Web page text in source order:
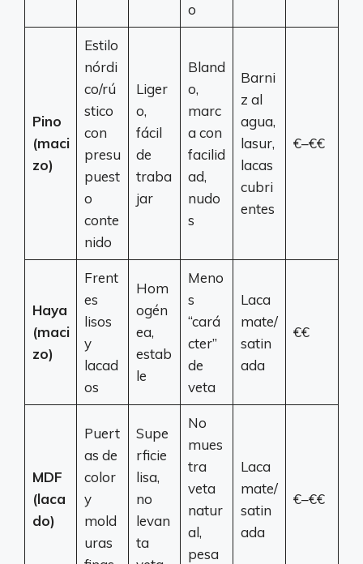
o
Pino
(maci
zo)
Estilo
nórdi
co/rú
stico
con
presu
puest
o
conte
nido
Liger
o,
fácil
de
traba
jar
Bland
o,
marc
a con
facilid
ad,
nudo
s
Barni
z al
agua,
lasur,
lacas
cubri
entes
€–€€
Haya
(maci
zo)
Frent
es
lisos
y
lacad
os
Hom
ogén
ea,
estab
le
Meno
s
“cará
cter”
de
veta
Laca
mate/
satin
ada
€€
MDF
(laca
do)
Puert
as de
color
y
mold
uras
Supe
rficie
lisa,
no
levan
ta
No
mues
tra
veta
natur
al,
pesa
Laca
mate/
satin
ada
€–€€